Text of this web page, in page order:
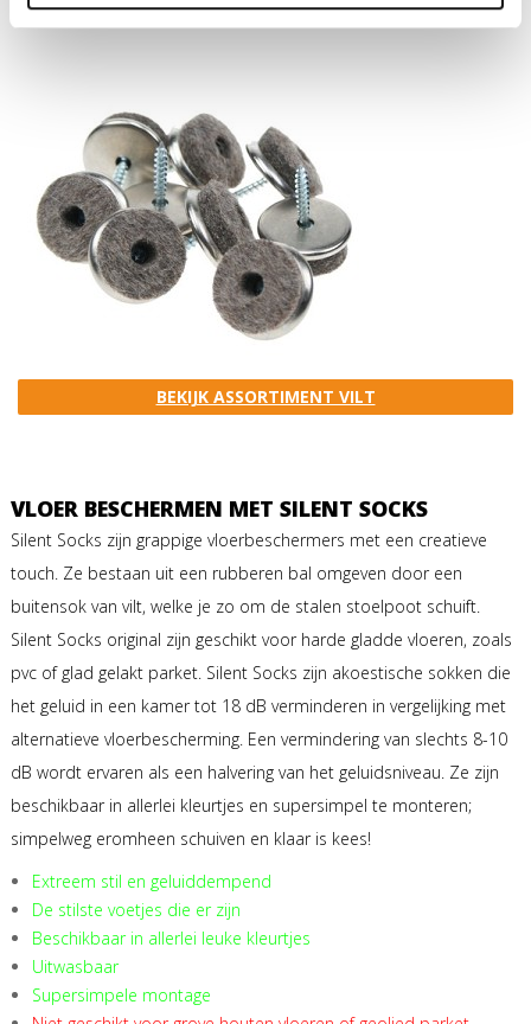
BEKIJK ASSORTIMENT VILT
VLOER BESCHERMEN MET SILENT SOCKS
Silent Socks zijn grappige vloerbeschermers met een creatieve
touch. Ze bestaan uit een rubberen bal omgeven door een
buitensok van vilt, welke je zo om de stalen stoelpoot schuift.
Silent Socks original zijn geschikt voor harde gladde vloeren, zoals
pvc of glad gelakt parket. Silent Socks zijn akoestische sokken die
het geluid in een kamer tot 18 dB verminderen in vergelijking met
alternatieve vloerbescherming. Een vermindering van slechts 8-10
dB wordt ervaren als een halvering van het geluidsniveau. Ze zijn
beschikbaar in allerlei kleurtjes en supersimpel te monteren;
simpelweg eromheen schuiven en klaar is kees!
Extreem stil en geluiddempend
De stilste voetjes die er zijn
Beschikbaar in allerlei leuke kleurtjes
Uitwasbaar
Supersimpele montage